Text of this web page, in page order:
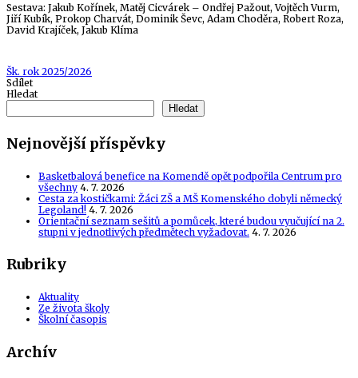
Sestava: Jakub Kořínek, Matěj Cicvárek – Ondřej Pažout, Vojtěch Vurm,
Jiří Kubík, Prokop Charvát, Dominik Ševc, Adam Choděra, Robert Roza,
David Krajíček, Jakub Klíma
Tags
Šk. rok 2025/2026
Sdílet
Hledat
Hledat
Nejnovější příspěvky
Basketbalová benefice na Komendě opět podpořila Centrum pro
všechny 4. 7. 2026
Cesta za kostičkami: Žáci ZŠ a MŠ Komenského dobyli německý
Legoland! 4. 7. 2026
Orientační seznam sešitů a pomůcek, které budou vyučující na 2.
stupni v jednotlivých předmětech vyžadovat. 4. 7. 2026
Rubriky
Aktuality
Ze života školy
Školní časopis
Archív